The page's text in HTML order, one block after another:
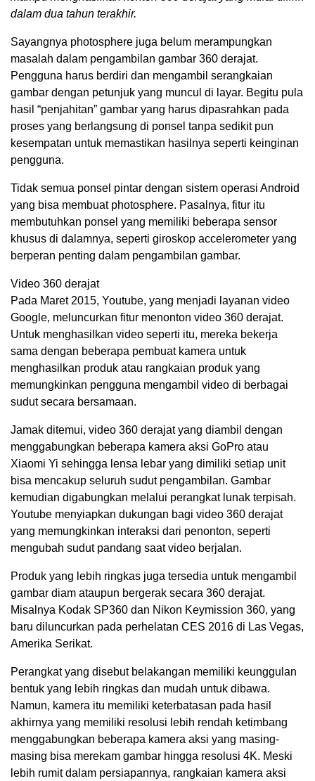
dalam dua tahun terakhir.
Sayangnya photosphere juga belum merampungkan
masalah dalam pengambilan gambar 360 derajat.
Pengguna harus berdiri dan mengambil serangkaian
gambar dengan petunjuk yang muncul di layar. Begitu pula
hasil “penjahitan” gambar yang harus dipasrahkan pada
proses yang berlangsung di ponsel tanpa sedikit pun
kesempatan untuk memastikan hasilnya seperti keinginan
pengguna.
Tidak semua ponsel pintar dengan sistem operasi Android
yang bisa membuat photosphere. Pasalnya, fitur itu
membutuhkan ponsel yang memiliki beberapa sensor
khusus di dalamnya, seperti giroskop accelerometer yang
berperan penting dalam pengambilan gambar.
Video 360 derajat
Pada Maret 2015, Youtube, yang menjadi layanan video
Google, meluncurkan fitur menonton video 360 derajat.
Untuk menghasilkan video seperti itu, mereka bekerja
sama dengan beberapa pembuat kamera untuk
menghasilkan produk atau rangkaian produk yang
memungkinkan pengguna mengambil video di berbagai
sudut secara bersamaan.
Jamak ditemui, video 360 derajat yang diambil dengan
menggabungkan beberapa kamera aksi GoPro atau
Xiaomi Yi sehingga lensa lebar yang dimiliki setiap unit
bisa mencakup seluruh sudut pengambilan. Gambar
kemudian digabungkan melalui perangkat lunak terpisah.
Youtube menyiapkan dukungan bagi video 360 derajat
yang memungkinkan interaksi dari penonton, seperti
mengubah sudut pandang saat video berjalan.
Produk yang lebih ringkas juga tersedia untuk mengambil
gambar diam ataupun bergerak secara 360 derajat.
Misalnya Kodak SP360 dan Nikon Keymission 360, yang
baru diluncurkan pada perhelatan CES 2016 di Las Vegas,
Amerika Serikat.
Perangkat yang disebut belakangan memiliki keunggulan
bentuk yang lebih ringkas dan mudah untuk dibawa.
Namun, kamera itu memiliki keterbatasan pada hasil
akhirnya yang memiliki resolusi lebih rendah ketimbang
menggabungkan beberapa kamera aksi yang masing-
masing bisa merekam gambar hingga resolusi 4K. Meski
lebih rumit dalam persiapannya, rangkaian kamera aksi